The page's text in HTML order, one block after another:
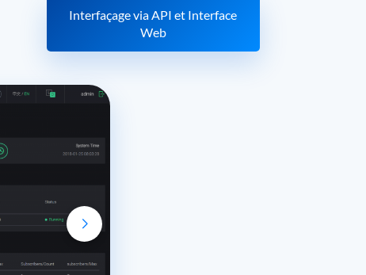
Interfaçage via API et Interface
Web